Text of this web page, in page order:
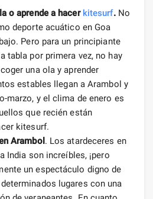
o aprende a hacer kitesurf.No
deporte acuático en Goa
Pero para un principiante
tabla por primera vez, no hay
una ola y aprender
estables llegan a Arambol y
marzo, y el clima de enero es
que recién están
kitesurf.
Arambol. Los atardeceres en
India son increíbles, ¡pero
un espectáculo digno de
lugares con una